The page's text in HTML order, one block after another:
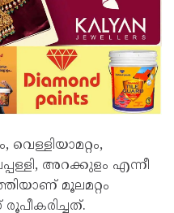
അറക്കുളം എന്നീ
മൂലമറ്റം